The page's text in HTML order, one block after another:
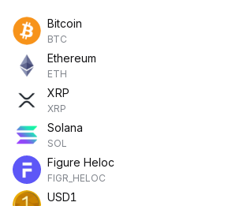
Bitcoin
BTC
Ethereum
ETH
XRP
XRP
Solana
SOL
Figure Heloc
FIGR_HELOC
USD1